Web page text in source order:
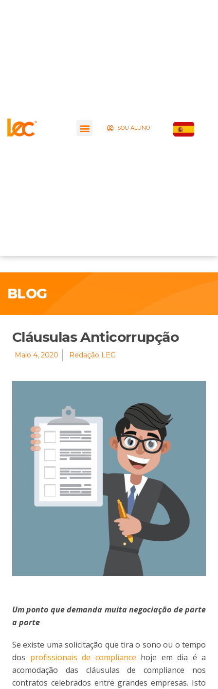
SOU ALUNO
BLOG
Cláusulas Anticorrupção
Maio 4, 2020 Redação LEC
Um ponto que demanda muita negociação de parte
a parte
Se existe uma solicitação que tira o sono ou o tempo
dos profissionais de compliance hoje em dia é a
acomodação das cláusulas de compliance nos
contratos celebrados entre grandes empresas. Isto